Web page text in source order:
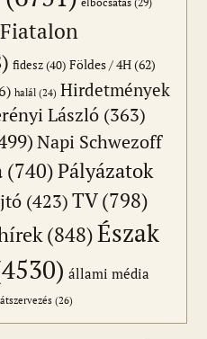
Fiatalon
fidesz(40) Földes / 4H(62)
halál (24) Hirdetmények
László (363)
Napi Schwezoff
(740)Pályázatok
(423)TV(798)
(848)Észak
állami média
átszervezés (26)